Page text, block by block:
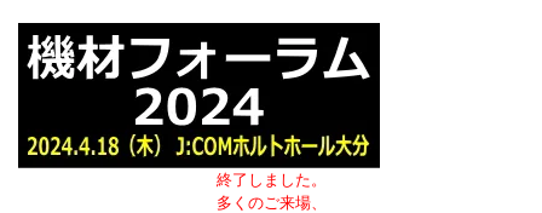
終了しました。
多くのご来場、